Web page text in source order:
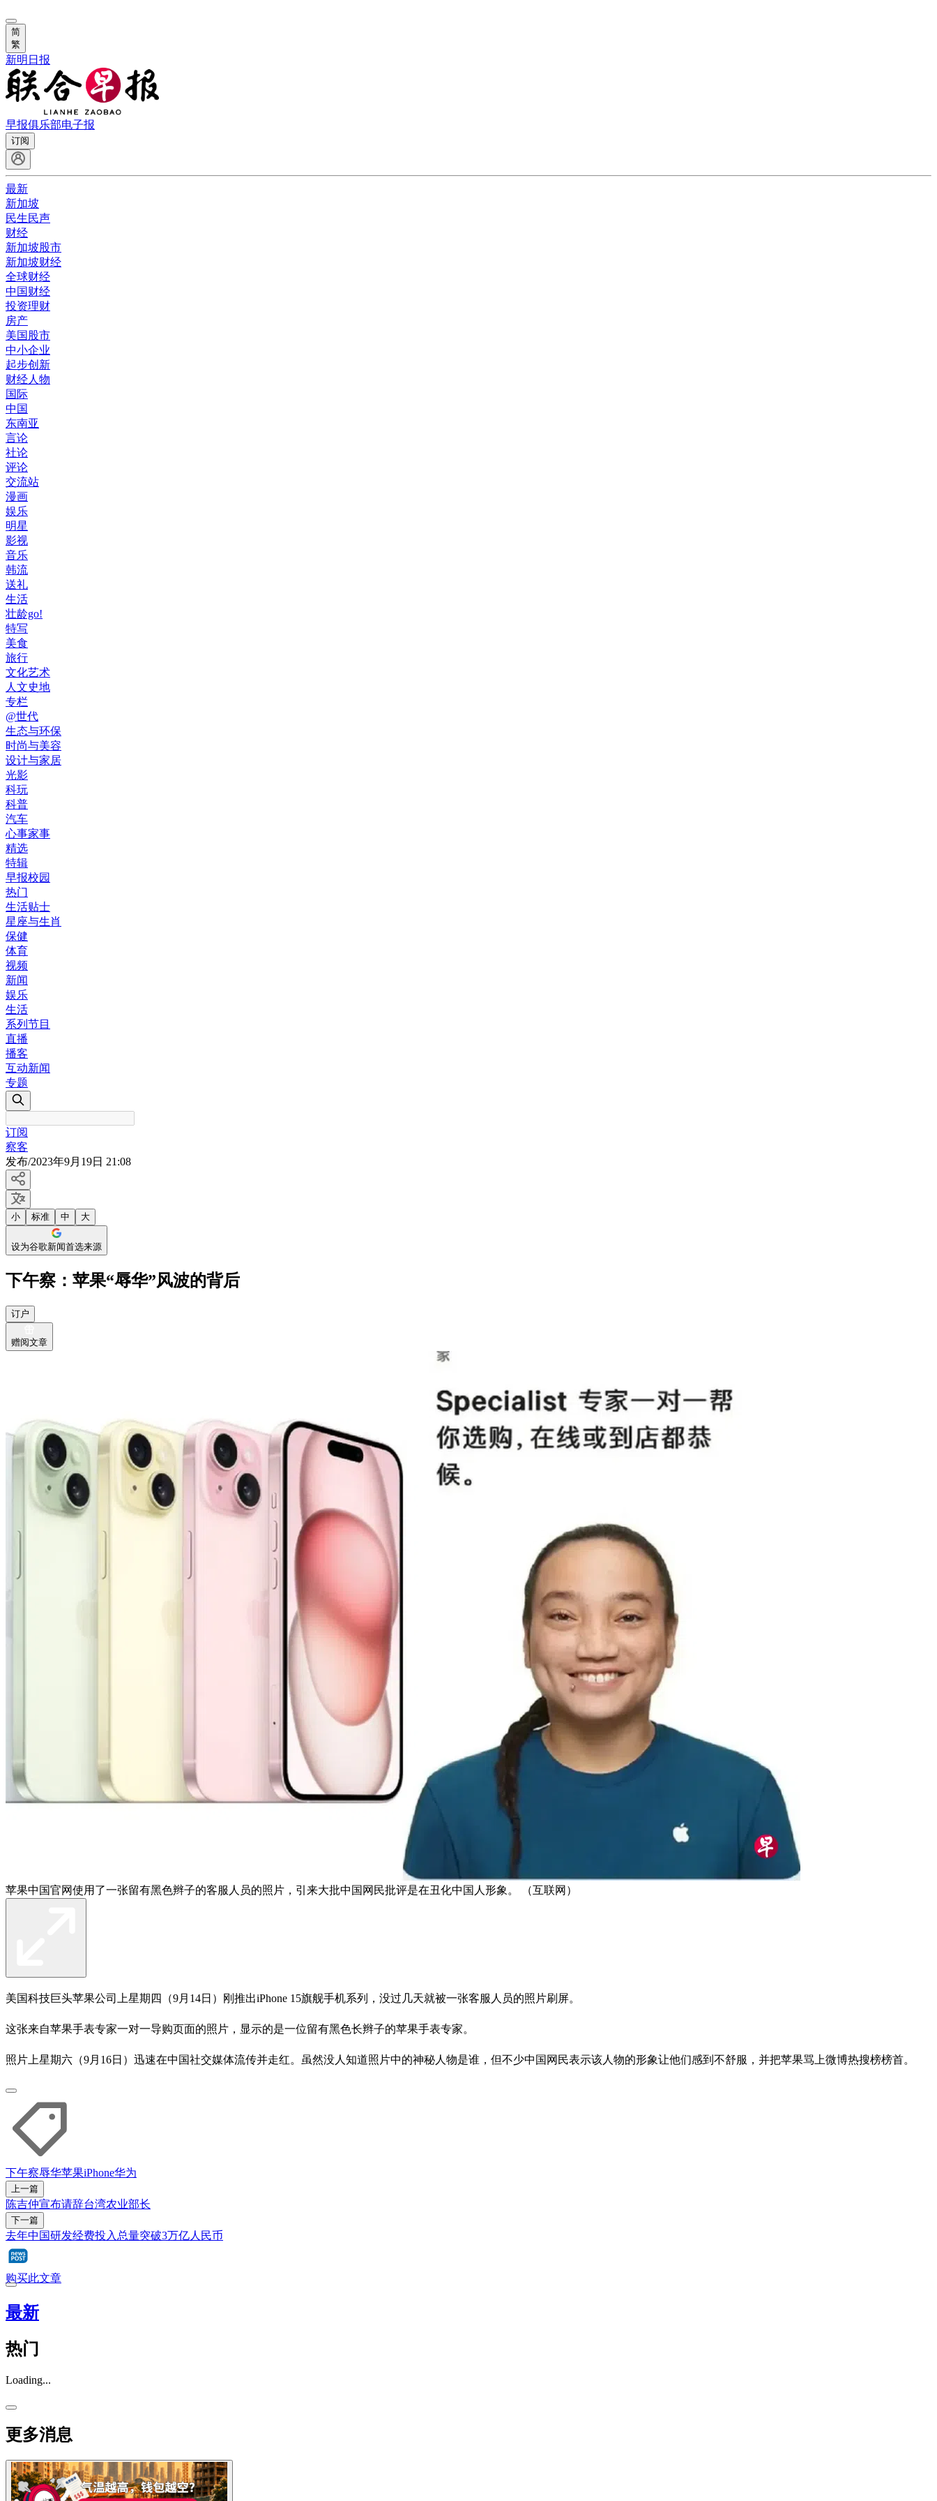
简
繁
新明日报
早报俱乐部电子报
订阅
最新
新加坡
民生民声
财经
新加坡股市
新加坡财经
全球财经
中国财经
投资理财
房产
美国股市
中小企业
起步创新
财经人物
国际
中国
东南亚
言论
社论
评论
交流站
漫画
娱乐
明星
影视
音乐
韩流
送礼
生活
壮龄go!
特写
美食
旅行
文化艺术
人文史地
专栏
@世代
生态与环保
时尚与美容
设计与家居
光影
科玩
科普
汽车
心事家事
精选
特辑
早报校园
热门
生活贴士
星座与生肖
保健
体育
视频
新闻
娱乐
生活
系列节目
直播
播客
互动新闻
专题
订阅
察客
发布/2023年9月19日 21:08
小 标准 中 大
设为谷歌新闻首选来源
下午察：苹果“辱华”风波的背后
订户
赠阅文章
苹果中国官网使用了一张留有黑色辫子的客服人员的照片，引来大批中国网民批评是在丑化中国人形象。 （互联网）
美国科技巨头苹果公司上星期四（9月14日）刚推出iPhone 15旗舰手机系列，没过几天就被一张客服人员的照片刷屏。
这张来自苹果手表专家一对一导购页面的照片，显示的是一位留有黑色长辫子的苹果手表专家。
照片上星期六（9月16日）迅速在中国社交媒体流传并走红。虽然没人知道照片中的神秘人物是谁，但不少中国网民表示该人物的形象让他们感到不舒服，并把苹果骂上微博热搜榜榜首。
下午察辱华苹果iPhone华为
上一篇
陈吉仲宣布请辞台湾农业部长
下一篇
去年中国研发经费投入总量突破3万亿人民币
购买此文章
最新
热门
Loading...
更多消息